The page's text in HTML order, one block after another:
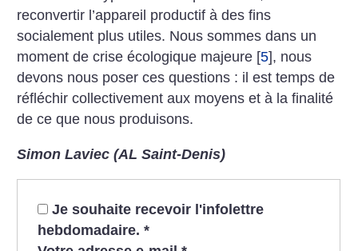
reconvertir l’appareil productif à des fins
socialement plus utiles. Nous sommes dans un
moment de crise écologique majeure [5], nous
devons nous poser ces questions : il est temps de
réfléchir collectivement aux moyens et à la finalité
de ce que nous produisons.
Simon Laviec (AL Saint-Denis)
Je souhaite recevoir l'infolettre
hebdomadaire. *